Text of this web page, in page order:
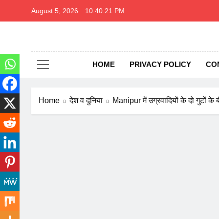
August 5, 2026 10:40:22 PM
Thar
HOME
PRIVACY POLICY
Home देश व दुनिया Manipur में उग्रवादियों के दो गुटों के